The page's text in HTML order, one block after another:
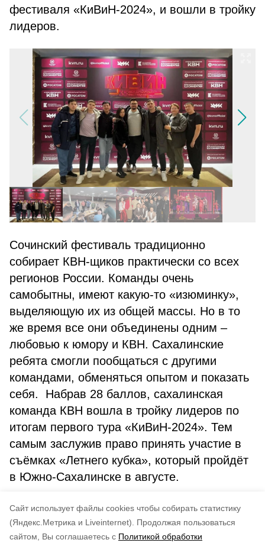
Cайт использует файлы cookies чтобы собирать статистику
(Яндекс.Метрика и Liveinternet).
Продолжая пользоваться
сайтом, Вы соглашаетесь с Политикой обработки
фестиваля «КиВиН-2024», и вошли в тройку
лидеров.
Сочинский фестиваль традиционно
собирает КВН-щиков практически со всех
регионов России. Команды очень
самобытны, имеют какую-то «изюминку»,
выделяющую их из общей массы. Но в то
же время все они объединены одним –
любовью к юмору и КВН. Сахалинские
ребята смогли пообщаться с другими
командами, обменяться опытом и показать
себя. Набрав 28 баллов, сахалинская
команда КВН вошла в тройку лидеров по
итогам первого тура «КиВиН-2024». Тем
самым заслужив право принять участие в
съёмках «Летнего кубка», который пройдёт
в Южно-Сахалинске в августе.
начало большого пути.